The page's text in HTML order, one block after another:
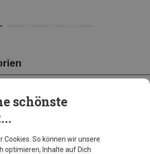
BEKLEIDUNG
schönste
Cookies. So können wir unsere
optimieren, Inhalte auf Dich